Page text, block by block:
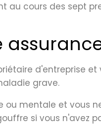
au cours des sept
d'entreprise
grave.
mentale et vous
si vous n'avez